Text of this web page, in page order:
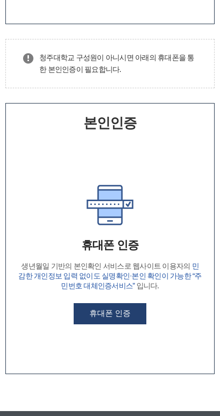
청주대학교 구성원이 아니시면 아래의 휴대폰을 통
한 본인인증이 필요합니다.
본인인증
휴대폰 인증
생년월일 기반의 본인확인 서비스로 웹사이트 이용자의 민
감한 개인정보 입력 없이도 실명확인·본인 확인이 가능한 “주
민번호 대체인증서비스”입니다.
휴대폰 인증